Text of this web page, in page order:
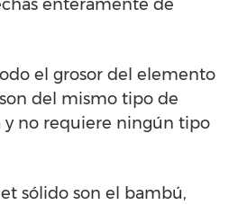
enteramente de
el grosor del elemento
son del mismo tipo de
y no requiere ningún tipo
sólido son el bambú,